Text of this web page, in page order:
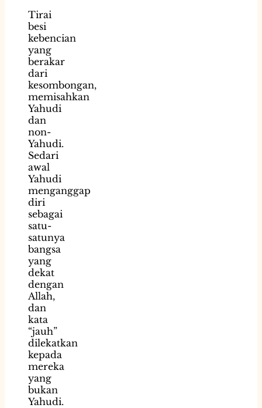
Tirai
besi
kebencian
yang
berakar
dari
kesombongan,
memisahkan
Yahudi
dan
non-
Yahudi.
Sedari
awal
Yahudi
menganggap
diri
sebagai
satu-
satunya
bangsa
yang
dekat
dengan
Allah,
dan
kata
“jauh”
dilekatkan
kepada
mereka
yang
bukan
Yahudi.